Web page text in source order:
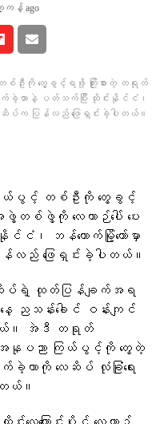
ကန့် ago
းကို တွေ့ခွင့်ရဖို့ ကြိုးစားတဲ့ တရုတ်
ခဲ့တာနဲ့ ပတ်သက်ပြီး ထိုင်းနိုင်ငံ၊
ပ်က ပြန်လည် ဖြေရှင်းခဲ့ပါတယ်။
ယ်ပွင့် တစ်ဦးကို တွေ့ခွင့်
စ်ဖွဲ့ကို လေယာဉ်ပေါ် ပေး
၊ ဘန်ကောက်မြို့တော်မှာ
ည် ဖြေရှင်းခဲ့ပါတယ်။
ပ်ရဲ့ ထုတ်ပြန်ချက်အရ
သန်းခေါင် ဝန်းကျင်
တယ်။ အဲဒီ တရုတ်
ပညာ ကြယ်ပွင့်ကို တွေ့တဲ့
ောက်ခဲ့တာကို လေဆိပ် လုံခြုံရေး
ယ်။